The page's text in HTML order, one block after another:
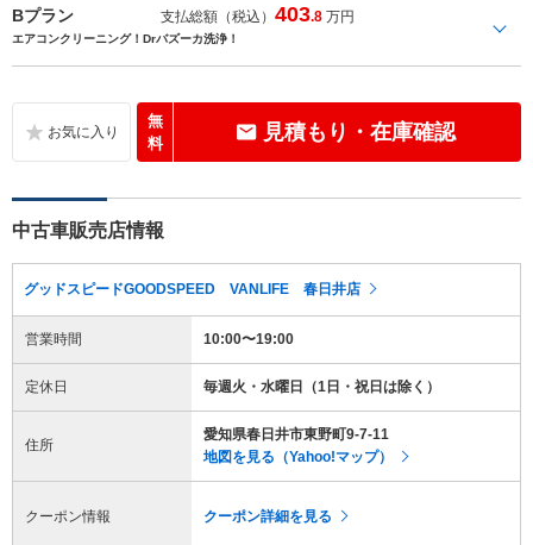
Bプラン 支払総額（税込）403.8 万円
エアコンクリーニング！Drバズーカ洗浄！
無
料
見積もり・在庫確認
中古車販売店情報
グッドスピードGOODSPEED VANLIFE 春日井店
営業時間 10:00〜19:00
定休日 毎週火・水曜日（1日・祝日は除く）
住所
愛知県春日井市東野町9-7-11
地図を見る（Yahoo!マップ）
クーポン情報 クーポン詳細を見る